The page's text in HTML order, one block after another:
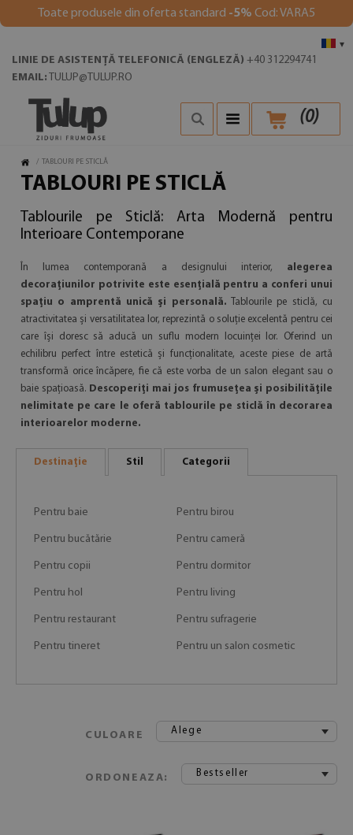
Toate produsele din oferta standard -5% Cod: VARA5
▾
LINIE DE ASISTENȚĂ TELEFONICĂ (ENGLEZĂ) +40 312294741
EMAIL: TULUP@TULUP.RO
(0)
/ TABLOURI PE STICLĂ
TABLOURI PE STICLĂ
Tablourile pe Sticlă: Arta Modernă pentru
Interioare Contemporane
În lumea contemporană a designului interior, alegerea
decorațiunilor potrivite este esențială pentru a conferi unui
spațiu o amprentă unică și personală. Tablourile pe sticlă, cu
atractivitatea și versatilitatea lor, reprezintă o soluție excelentă pentru cei
care își doresc să aducă un suflu modern locuinței lor. Oferind un
echilibru perfect între estetică și funcționalitate, aceste piese de artă
transformă orice încăpere, fie că este vorba de un salon elegant sau o
baie spațioasă. Descoperiți mai jos frumusețea și posibilitățile
nelimitate pe care le oferă tablourile pe sticlă în decorarea
interioarelor moderne.
Destinație Stil Categorii
Pentru baie Pentru birou
Pentru bucătărie Pentru cameră
Pentru copii Pentru dormitor
Pentru hol Pentru living
Pentru restaurant Pentru sufragerie
Pentru tineret Pentru un salon cosmetic
CULOARE Alege
ORDONEAZA: Bestseller